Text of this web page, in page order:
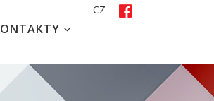
KONTAKTY
CZ